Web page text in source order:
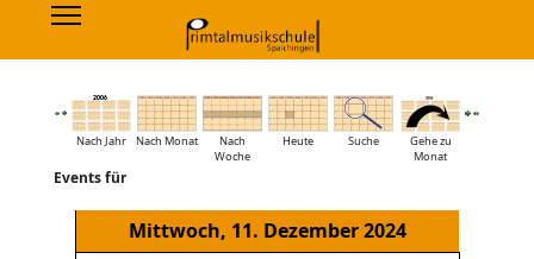
Nach Jahr Nach Monat
Nach
Woche
Heute Suche
Gehe zu
Monat
Events für
Mittwoch, 11. Dezember 2024